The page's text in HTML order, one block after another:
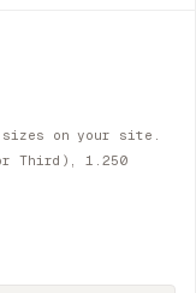
sizes on your site.
Third), 1.250